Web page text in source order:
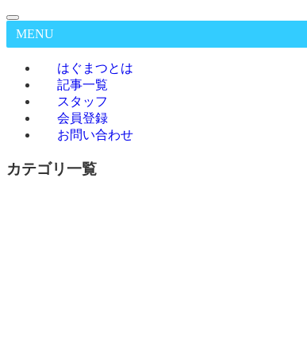
MENU
はぐまつとは
記事一覧
スタッフ
会員登録
お問い合わせ
カテゴリ一覧